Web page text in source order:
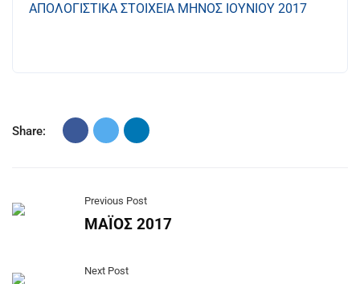
ΑΠΟΛΟΓΙΣΤΙΚΑ ΣΤΟΙΧΕΙΑ ΜΗΝΟΣ ΙΟΥΝΙΟΥ 2017
Share:
Previous Post
ΜΑΪΟΣ 2017
Next Post